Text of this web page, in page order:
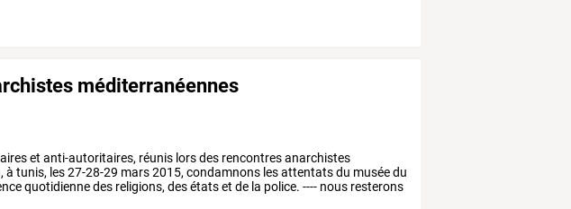
méditerranéennes
et anti-autoritaires, réunis lorsdes rencontresanarchistes
à tunis, les27-28-29 mars2015, condamnons lesattentatsdu muséedu
quotidiennedes religions, desétatset de la police. ---- nous resterons